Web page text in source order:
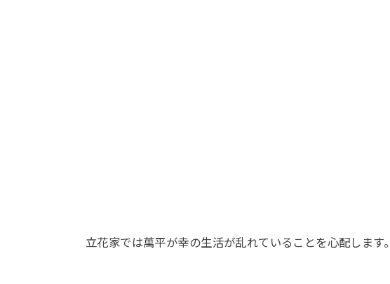
立花家では萬平が幸の生活が乱れていることを心配します。